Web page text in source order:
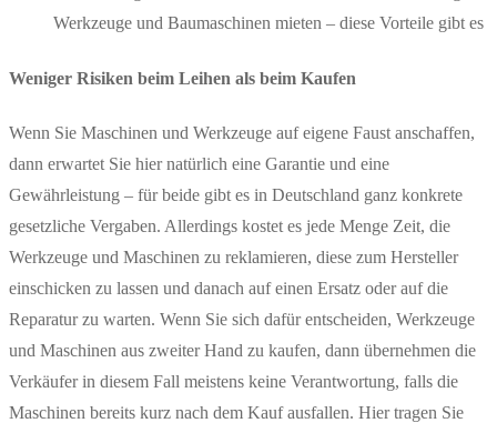
Werkzeuge und Baumaschinen mieten – diese Vorteile gibt es
Weniger Risiken beim Leihen als beim Kaufen
Wenn Sie Maschinen und Werkzeuge auf eigene Faust anschaffen,
dann erwartet Sie hier natürlich eine Garantie und eine
Gewährleistung – für beide gibt es in Deutschland ganz konkrete
gesetzliche Vergaben. Allerdings kostet es jede Menge Zeit, die
Werkzeuge und Maschinen zu reklamieren, diese zum Hersteller
einschicken zu lassen und danach auf einen Ersatz oder auf die
Reparatur zu warten. Wenn Sie sich dafür entscheiden, Werkzeuge
und Maschinen aus zweiter Hand zu kaufen, dann übernehmen die
Verkäufer in diesem Fall meistens keine Verantwortung, falls die
Maschinen bereits kurz nach dem Kauf ausfallen. Hier tragen Sie